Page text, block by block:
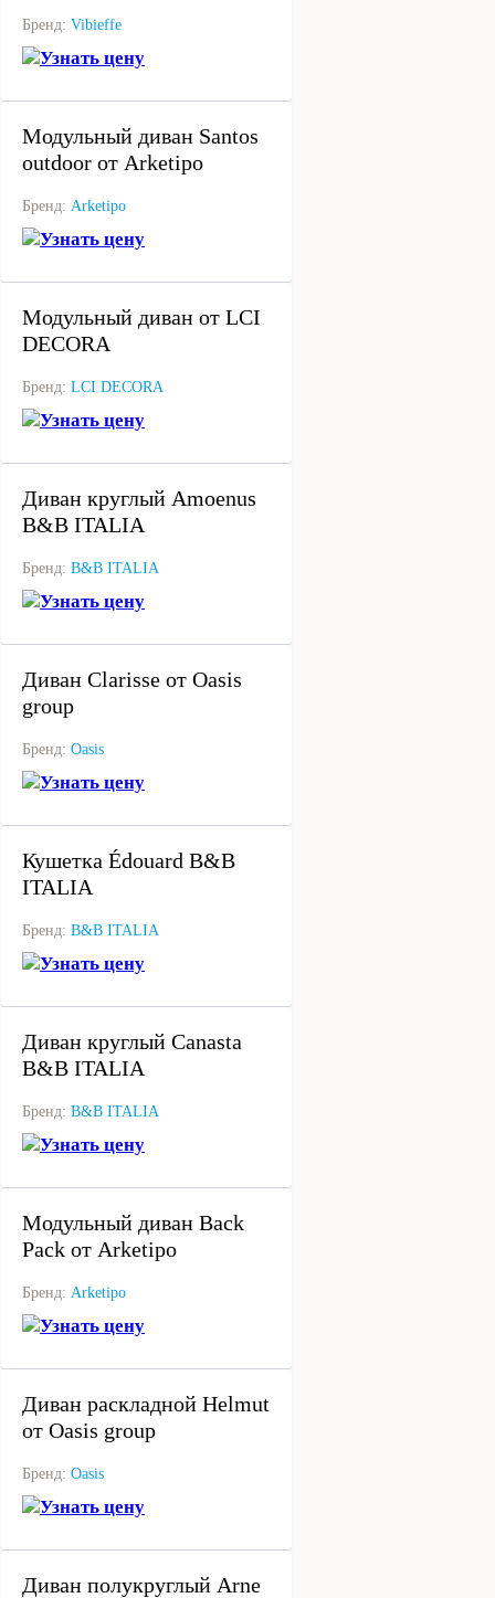
Бренд: Vibieffe
Узнать цену
Модульный диван Santos
outdoor от Arketipo
Бренд: Arketipo
Узнать цену
Модульный диван от LCI
DECORA
Бренд: LCI DECORA
Узнать цену
Диван круглый Amoenus
B&B ITALIA
Бренд: B&B ITALIA
Узнать цену
Диван Clarisse от Oasis
group
Бренд: Oasis
Узнать цену
Кушетка Édouard B&B
ITALIA
Бренд: B&B ITALIA
Узнать цену
Диван круглый Canasta
B&B ITALIA
Бренд: B&B ITALIA
Узнать цену
Модульный диван Back
Pack от Arketipo
Бренд: Arketipo
Узнать цену
Диван раскладной Helmut
от Oasis group
Бренд: Oasis
Узнать цену
Диван полукруглый Arne